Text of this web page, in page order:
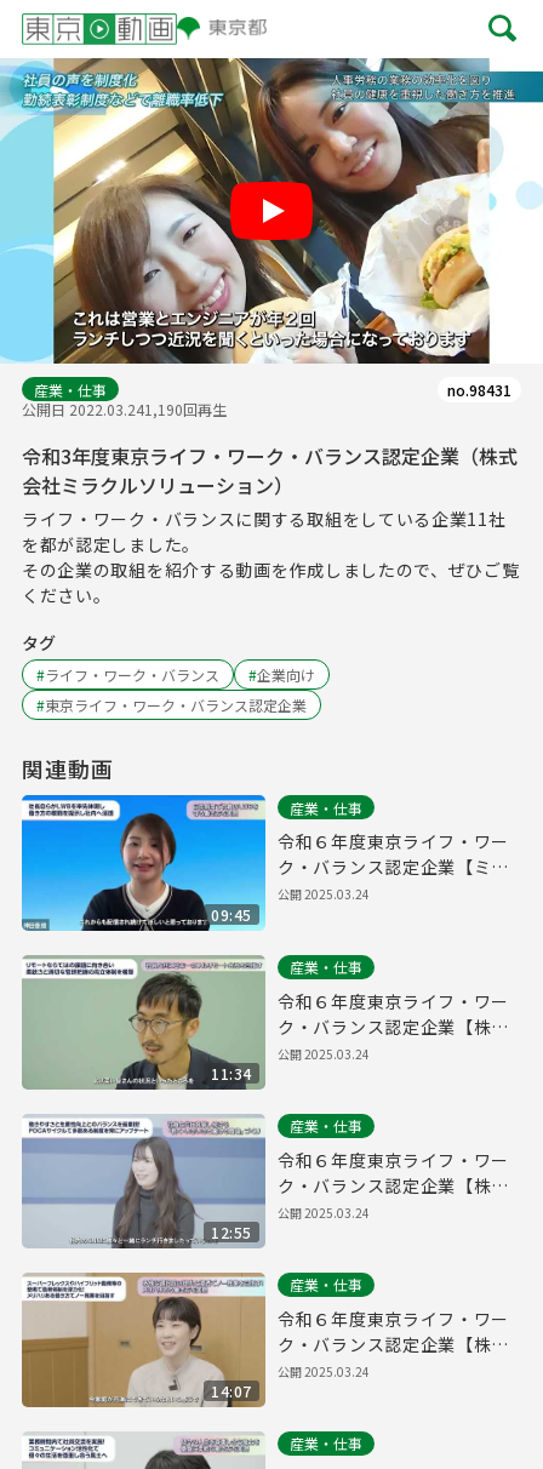
産業・仕事
公開日 2022.03.241,190回再生
no.98431
令和3年度東京ライフ・ワーク・バランス認定企業（株式
会社ミラクルソリューション）
ライフ・ワーク・バランスに関する取組をしている企業11社
を都が認定しました。
その企業の取組を紹介する動画を作成しましたので、ぜひご覧
ください。
タグ
#ライフ・ワーク・バランス #企業向け
#東京ライフ・ワーク・バランス認定企業
関連動画
09:45
産業・仕事
令和６年度東京ライフ・ワー
ク・バランス認定企業【ミラ
イウェブ株式会社】
公開2025.03.24
11:34
産業・仕事
令和６年度東京ライフ・ワー
ク・バランス認定企業【株式
会社プログレス】
公開2025.03.24
12:55
産業・仕事
令和６年度東京ライフ・ワー
ク・バランス認定企業【株式
会社パーキングマーケット】
公開2025.03.24
14:07
産業・仕事
令和６年度東京ライフ・ワー
ク・バランス認定企業【株式
会社ソウブン・ドットコム】
公開2025.03.24
産業・仕事